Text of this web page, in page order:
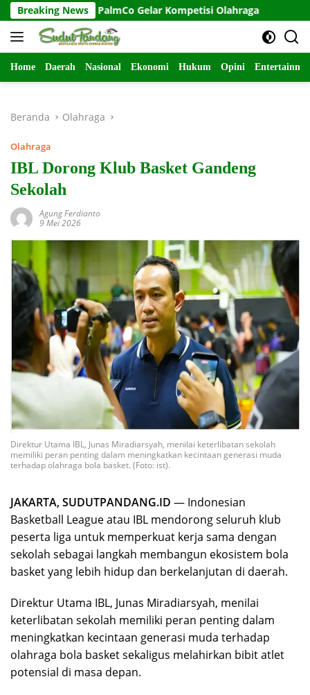
Langsung
ke
konten
Breaking News
IV PalmCo Gelar Kompetisi Olahraga Kasus Anemia
Home Daerah Nasional Ekonomi Hukum Opini
Beranda Olahraga
Olahraga
IBL Dorong Klub Basket Gandeng
Sekolah
Agung Ferdianto
9 Mei 2026
Direktur Utama IBL, Junas Miradiarsyah, menilai keterlibatan sekolah
memiliki peran penting dalam meningkatkan kecintaan generasi muda
terhadap olahraga bola basket. (Foto: ist).
JAKARTA, SUDUTPANDANG.ID — Indonesian
Basketball Leagueatau IBL mendorong seluruh klub
peserta liga untuk memperkuat kerja sama dengan
sekolah sebagai langkah membangun ekosistem bola
basket yang lebih hidup dan berkelanjutan di daerah.
Direktur Utama IBL, Junas Miradiarsyah, menilai
keterlibatan sekolah memiliki peran penting dalam
meningkatkan kecintaan generasi muda terhadap
olahraga bola basket sekaligus melahirkan bibit atlet
potensial di masa depan.